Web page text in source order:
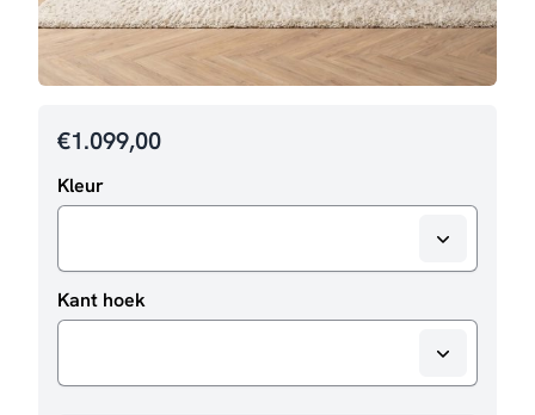
€1.099,00
Kleur
Kant hoek